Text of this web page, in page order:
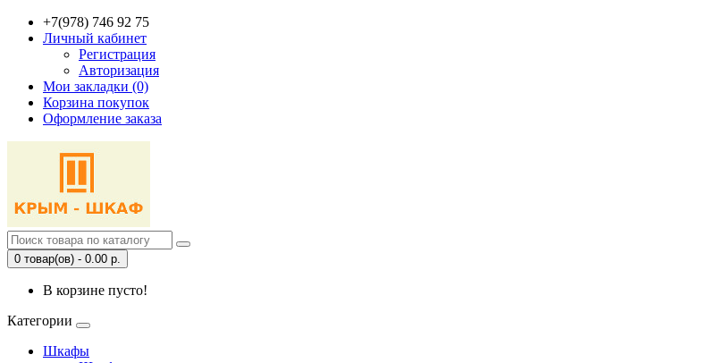
+7(978) 746 92 75
Личный кабинет
Регистрация
Авторизация
Мои закладки (0)
Корзина покупок
Оформление заказа
0 товар(ов) - 0.00 р.
В корзине пусто!
Категории
Шкафы